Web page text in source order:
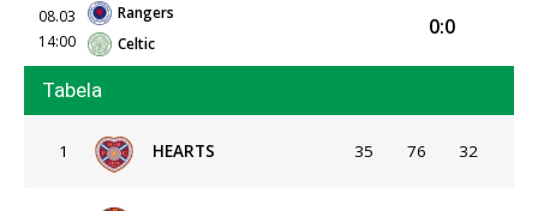
08.03
14:00
Rangers
Celtic
0:0
Tabela
1 HEARTS 35 76 32